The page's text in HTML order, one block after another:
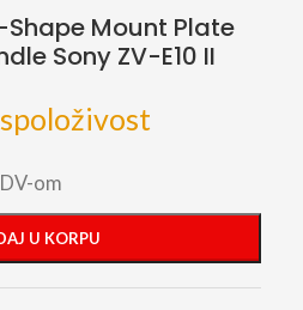
Shape Mount Plate
Sony ZV-E10 II
om
U KORPU